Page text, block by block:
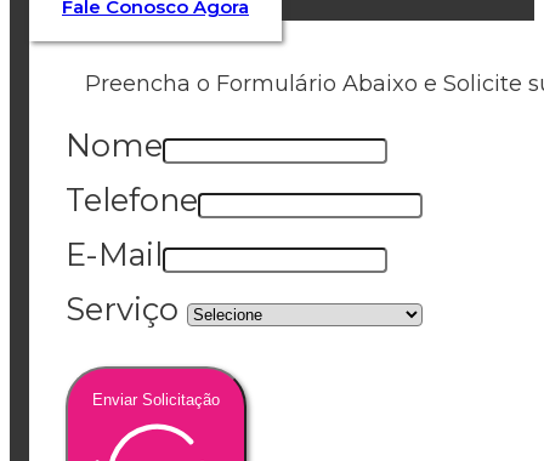
Fale Conosco Agora
Preencha o Formulário Abaixo e Solicite
Nome
Telefone
E-Mail
Serviço
Enviar Solicitação